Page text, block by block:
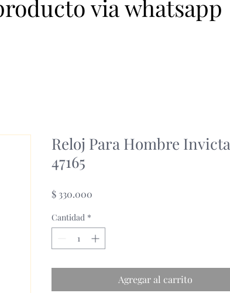
via whatsapp
Reloj Para Hombre Invicta
47165
$ 330.000
Cantidad *
Agregar al carrito